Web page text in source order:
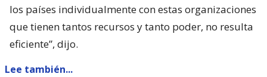
los países individualmente con estas organizaciones
que tienen tantos recursos y tanto poder, no resulta
eficiente”, dijo.
Lee también...